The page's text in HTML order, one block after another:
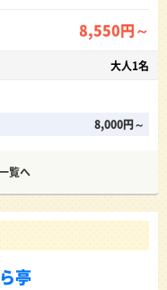
8,550円～
大人1名
8,000円～
覧へ
亭